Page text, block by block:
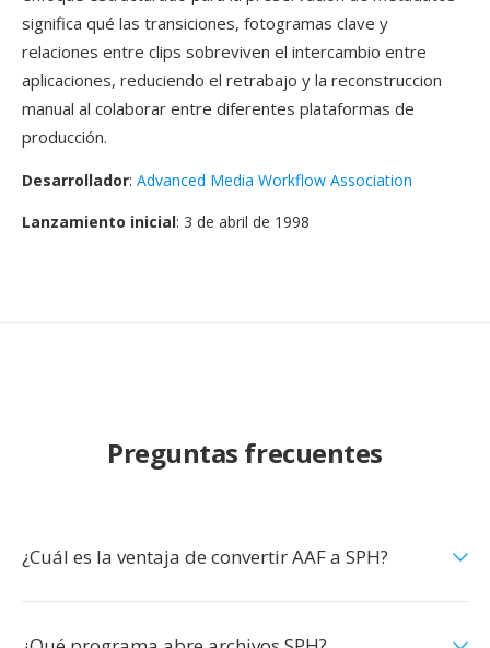
significa qué las transiciones, fotogramas clave y
relaciones entre clips sobreviven el intercambio entre
aplicaciones, reduciendo el retrabajo y la reconstruccion
manual al colaborar entre diferentes plataformas de
producción.
Desarrollador: Advanced Media Workflow Association
Lanzamiento inicial: 3 de abril de 1998
Preguntas frecuentes
¿Cuál es la ventaja de convertir AAF a SPH?